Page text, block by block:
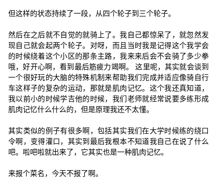
但这样的状态持续了一段，从四个轮子到三个轮子。
然后在之后就不自觉的就骑上了。我自己都惊呆了，就忽然发
现自己就会起两个轮子。对呀，而且当时我是记得这个我学会
的时候绕着这个小区的那条主路，我来来后会不会骑了多少拳
哦，好开心啊，看到最后筋疲力竭啊。 这里呢，其实就会谈到
一个很好玩的大脑的特殊机制来帮助我们完成并适应像骑自行
车这样子的复杂的运动，那就是肌肉记忆。这个我还真知道，
我以前小的时候学吉他的时候，我们老师就经常说要多练形成
肌肉记忆什么什么的，但是原理我还不太懂。
其实类似的例子有很多啊，包括其实我们在大学时候练的绕口
令啊，变得灌口，其实到最后我根本不知道我自己在说了什么
吧。啦吧啦就出来了，它其实也是一种肌肉记忆。
来报个菜名，今天不报了啊。